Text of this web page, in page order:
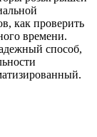
как проверить
времени.
способ,